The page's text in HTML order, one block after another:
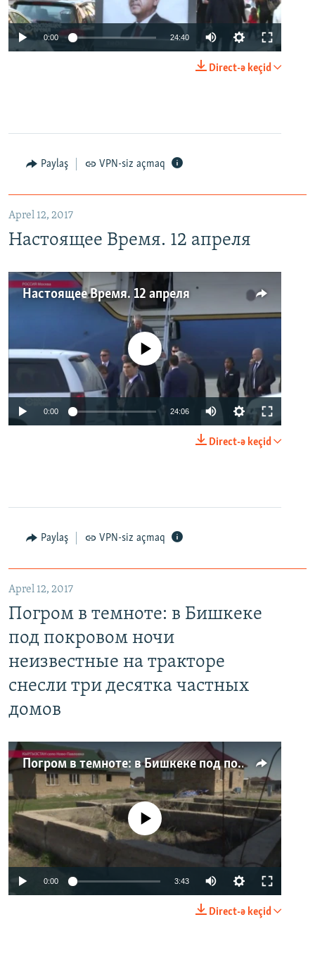
0:00 24:40
Direct-ə keçid
Paylaş VPN-siz açmaq
Aprel 12, 2017
Настоящее Время. 12 апреля
Настоящее Время. 12 апреля
No media source currently available
0:00 24:06
Direct-ə keçid
Paylaş VPN-siz açmaq
Aprel 12, 2017
Погром в темноте: в Бишкеке
под покровом ночи
неизвестные на тракторе
снесли три десятка частных
домов
Погром в темноте: в Бишкеке под покровом ночи неизвестные на тракторе снесли три десятка частных домов
No media source currently available
0:00 3:43
Direct-ə keçid